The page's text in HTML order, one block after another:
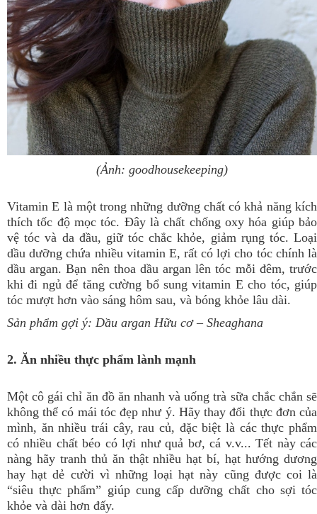
(Ảnh: goodhousekeeping)
Vitamin E là một trong những dưỡng chất có khả năng kích
thích tốc độ mọc tóc. Đây là chất chống oxy hóa giúp bảo
vệ tóc và da đầu, giữ tóc chắc khỏe, giảm rụng tóc. Loại
dầu dưỡng chứa nhiều vitamin E, rất có lợi cho tóc chính là
dầu argan. Bạn nên thoa dầu argan lên tóc mỗi đêm, trước
khi đi ngủ để tăng cường bổ sung vitamin E cho tóc, giúp
tóc mượt hơn vào sáng hôm sau, và bóng khỏe lâu dài.
Sản phẩm gợi ý: Dầu argan Hữu cơ– Sheaghana
2. Ăn nhiều thực phẩm lành mạnh
Một cô gái chỉ ăn đồ ăn nhanh và uống trà sữa chắc chắn sẽ
không thể có mái tóc đẹp như ý. Hãy thay đổi thực đơn của
mình, ăn nhiều trái cây, rau củ, đặc biệt là các thực phẩm
có nhiều chất béo có lợi như quả bơ, cá v.v... Tết này các
nàng hãy tranh thủ ăn thật nhiều hạt bí, hạt hướng dương
hay hạt dẻ cười vì những loại hạt này cũng được coi là
“siêu thực phẩm” giúp cung cấp dưỡng chất cho sợi tóc
khỏe và dài hơn đấy.